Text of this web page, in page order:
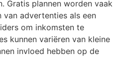
Gratis plannen worden vaak
advertenties als een
om inkomsten te
kunnen variëren van kleine
invloed hebben op de